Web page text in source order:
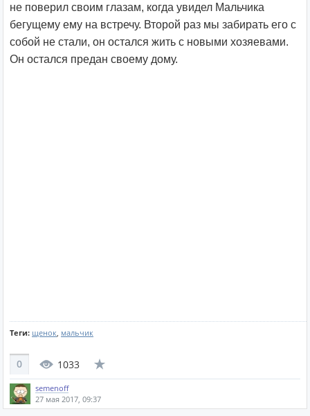
не поверил своим глазам, когда увидел Мальчика
бегущему ему на встречу. Второй раз мы забирать его с
собой не стали, он остался жить с новыми хозяевами.
Он остался предан своему дому.
Теги: щенок мальчик
0 1033
semenoff
27 мая 2017, 09:37